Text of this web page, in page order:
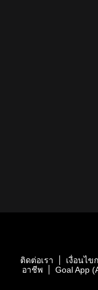
ติดต่อเรา เงื่อนไข
อาชีพ
Goal App